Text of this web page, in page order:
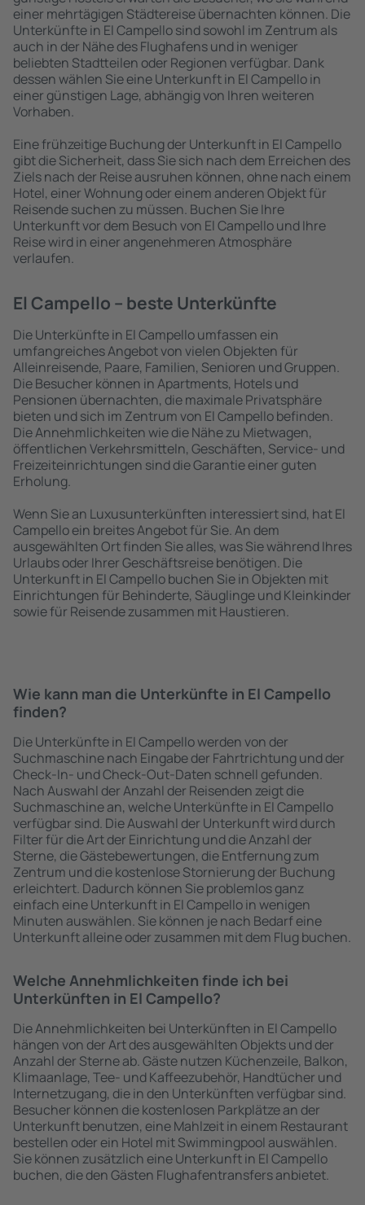
einer mehrtägigen Städtereise übernachten können. Die
Unterkünfte in El Campello sind sowohl im Zentrum als
auch in der Nähe des Flughafens und in weniger
beliebten Stadtteilen oder Regionen verfügbar. Dank
dessen wählen Sie eine Unterkunft in El Campello in
einer günstigen Lage, abhängig von Ihren weiteren
Vorhaben.
Eine frühzeitige Buchung der Unterkunft in El Campello
gibt die Sicherheit, dass Sie sich nach dem Erreichen des
Ziels nach der Reise ausruhen können, ohne nach einem
Hotel, einer Wohnung oder einem anderen Objekt für
Reisende suchen zu müssen. Buchen Sie Ihre
Unterkunft vor dem Besuch von El Campello und Ihre
Reise wird in einer angenehmeren Atmosphäre
verlaufen.
El Campello – beste Unterkünfte
Die Unterkünfte in El Campello umfassen ein
umfangreiches Angebot von vielen Objekten für
Alleinreisende, Paare, Familien, Senioren und Gruppen.
Die Besucher können in Apartments, Hotels und
Pensionen übernachten, die maximale Privatsphäre
bieten und sich im Zentrum von El Campello befinden.
Die Annehmlichkeiten wie die Nähe zu Mietwagen,
öffentlichen Verkehrsmitteln, Geschäften, Service- und
Freizeiteinrichtungen sind die Garantie einer guten
Erholung.
Wenn Sie an Luxusunterkünften interessiert sind, hat El
Campello ein breites Angebot für Sie. An dem
ausgewählten Ort finden Sie alles, was Sie während Ihres
Urlaubs oder Ihrer Geschäftsreise benötigen. Die
Unterkunft in El Campello buchen Sie in Objekten mit
Einrichtungen für Behinderte, Säuglinge und Kleinkinder
sowie für Reisende zusammen mit Haustieren.
Wie kann man die Unterkünfte in El Campello
finden?
Die Unterkünfte in El Campello werden von der
Suchmaschine nach Eingabe der Fahrtrichtung und der
Check-In- und Check-Out-Daten schnell gefunden.
Nach Auswahl der Anzahl der Reisenden zeigt die
Suchmaschine an, welche Unterkünfte in El Campello
verfügbar sind. Die Auswahl der Unterkunft wird durch
Filter für die Art der Einrichtung und die Anzahl der
Sterne, die Gästebewertungen, die Entfernung zum
Zentrum und die kostenlose Stornierung der Buchung
erleichtert. Dadurch können Sie problemlos ganz
einfach eine Unterkunft in El Campello in wenigen
Minuten auswählen. Sie können je nach Bedarf eine
Unterkunft alleine oder zusammen mit dem Flug buchen.
Welche Annehmlichkeiten finde ich bei
Unterkünften in El Campello?
Die Annehmlichkeiten bei Unterkünften in El Campello
hängen von der Art des ausgewählten Objekts und der
Anzahl der Sterne ab. Gäste nutzen Küchenzeile, Balkon,
Klimaanlage, Tee- und Kaffeezubehör, Handtücher und
Internetzugang, die in den Unterkünften verfügbar sind.
Besucher können die kostenlosen Parkplätze an der
Unterkunft benutzen, eine Mahlzeit in einem Restaurant
bestellen oder ein Hotel mit Swimmingpool auswählen.
Sie können zusätzlich eine Unterkunft in El Campello
buchen, die den Gästen Flughafentransfers anbietet.